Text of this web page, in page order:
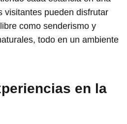
visitantes pueden disfrutar
como senderismo y
todo en un ambiente
en la